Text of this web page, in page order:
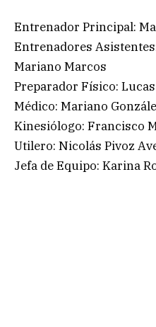
Entrenador Principal:
Entrenadores
Mariano Marcos
Preparador Físico:
Médico: Mariano
Kinesiólogo: Francisco
Utilero: Nicolás Pivoz
Jefa de Equipo: Karina